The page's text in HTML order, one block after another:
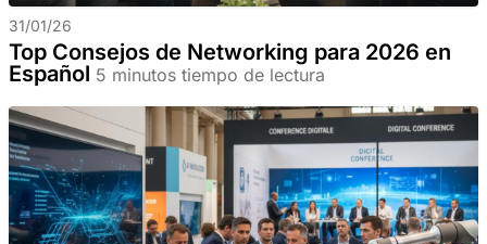
31/01/26
Top Consejos de Networking para 2026 en
Español 5 minutos tiempo de lectura